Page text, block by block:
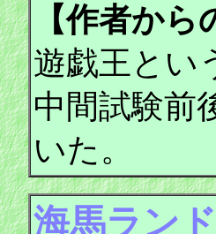
【作者から
遊戯王とい
中間試験前
いた。
海馬ラン